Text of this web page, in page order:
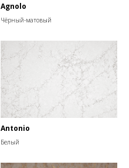
Agnolo
Чёрный-матовый
Antonio
Белый